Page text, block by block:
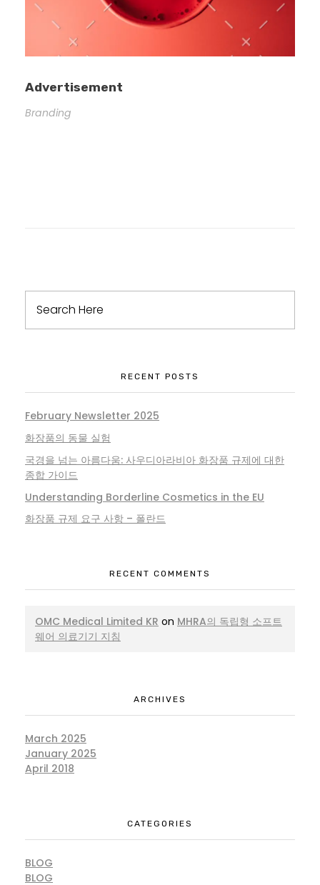
Advertisement
Branding
RECENT POSTS
February Newsletter 2025
화장품의 동물 실험
국경을 넘는 아름다움: 사우디아라비아 화장품 규제에 대한
종합 가이드
Understanding Borderline Cosmetics in the EU
화장품 규제 요구 사항 – 폴란드
RECENT COMMENTS
OMC Medical Limited KR on MHRA의 독립형 소프트
웨어 의료기기 지침
ARCHIVES
March 2025
January 2025
April 2018
CATEGORIES
BLOG
BLOG